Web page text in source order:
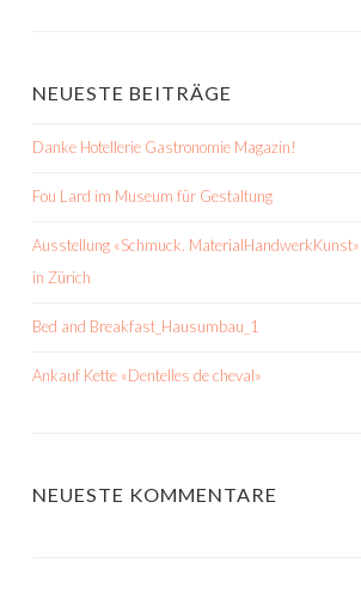
NEUESTE BEITRÄGE
Danke Hotellerie Gastronomie Magazin!
Fou Lard im Museum für Gestaltung
Ausstellung «Schmuck.
in Zürich
Bed and Breakfast_Hausumbau_1
Ankauf Kette «Dentelles de cheval»
NEUESTE KOMMENTARE